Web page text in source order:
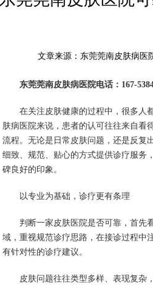
文章来源：东莞莞南皮肤病医
东莞莞南皮肤病医院电话：167-
在关注皮肤健康的过程中，很多人
肤病医院来说，患者的认可往往来自看
流程。无论是日常皮肤问题，还是反复
细致、规范、贴心的方式提供诊疗服务
碑良好的印象。
以专业为基础，诊疗更有条理
判断一家皮肤医院是否可靠，首先
域，重视规范诊疗思路，在接诊过程中
有针对性的诊疗建议。
皮肤问题往往类型多样、表现复杂